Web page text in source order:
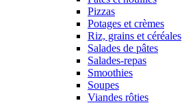
Pizzas
Potages et crèmes
Riz, grains et céréales
Salades de pâtes
Salades-repas
Smoothies
Soupes
Viandes rôties